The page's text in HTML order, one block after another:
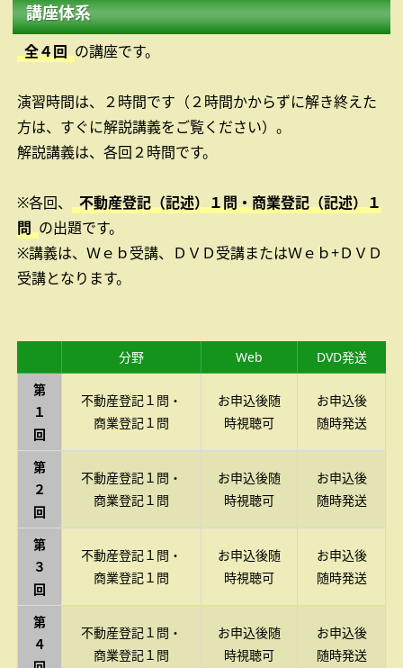
講座体系
全４回 の講座です。
演習時間は、２時間です（２時間かからずに解き終えた
方は、すぐに解説講義をご覧ください）。
解説講義は、各回２時間です。
※各回、
不動産登記（記述）１問・商業登記（記述）１
問 の出題です。
※講義は、Ｗｅｂ受講、ＤＶＤ受講またはＷｅｂ+ＤＶＤ
受講となります。
分野 Web
DVD発送
第
１
回
不動産登記１問・
商業登記１問
お申込後随
時視聴可
お申込後
随時発送
第
２
回
不動産登記１問・
商業登記１問
お申込後随
時視聴可
お申込後
随時発送
第
３
回
不動産登記１問・
商業登記１問
お申込後随
時視聴可
お申込後
随時発送
第
４
不動産登記１問・
商業登記１問
お申込後随
時視聴可
お申込後
随時発送